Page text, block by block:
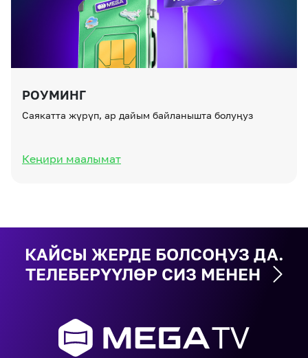
РОУМИНГ
Саякатта жүрүп, ар дайым байланышта болуңуз
Кеңири маалымат
КАЙСЫ ЖЕРДЕ БОЛСОҢУЗ ДА.
ТЕЛЕБЕРҮҮЛӨР СИЗ МЕНЕН